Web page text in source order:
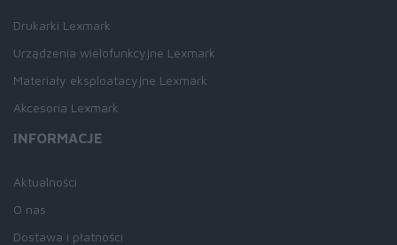
Drukarki Lexmark
Urządzenia wielofunkcyjne Lexmark
Materiały eksploatacyjne Lexmark
Akcesoria Lexmark
INFORMACJE
Aktualności
O nas
Dostawa i płatności